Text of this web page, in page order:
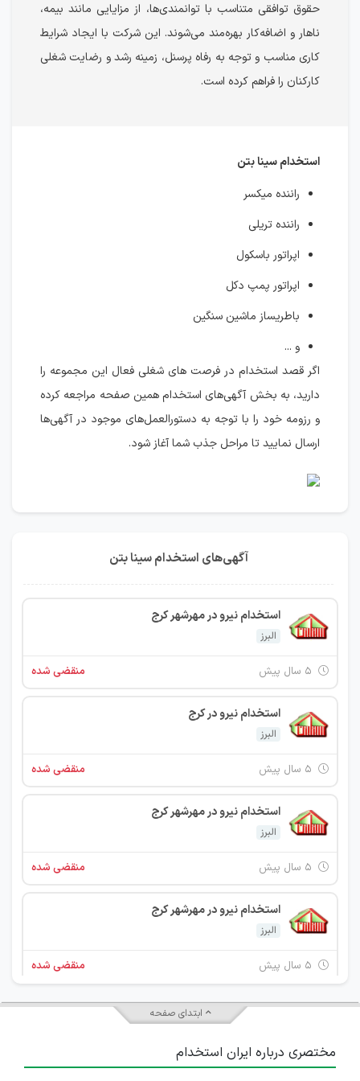
حقوق توافقی متناسب با توانمندی‌ها، از مزایایی مانند بیمه،
ناهار و اضافه‌کار بهره‌مند می‌شوند. این شرکت با ایجاد شرایط
کاری مناسب و توجه به رفاه پرسنل، زمینه رشد و رضایت شغلی
کارکنان را فراهم کرده است.
استخدام سینا بتن
راننده میکسر
راننده تریلی
اپراتور باسکول
اپراتور پمپ دکل
باطریساز ماشین سنگین
و ...
اگر قصد استخدام در فرصت های شغلی فعال این مجموعه را
دارید، به بخش آگهی‌های استخدام همین صفحه مراجعه کرده
و رزومه خود را با توجه به دستورالعمل‌های موجود در آگهی‌ها
ارسال نمایید تا مراحل جذب شما آغاز شود.
آگهی‌های استخدام سینا بتن
استخدام نیرو در مهرشهر کرج
البرز
منقضی شده
استخدام نیرو در کرج
البرز
منقضی شده
استخدام نیرو در مهرشهر کرج
البرز
منقضی شده
استخدام نیرو در مهرشهر کرج
البرز
منقضی شده
ابتدای صفحه
مختصری درباره ایران استخدام